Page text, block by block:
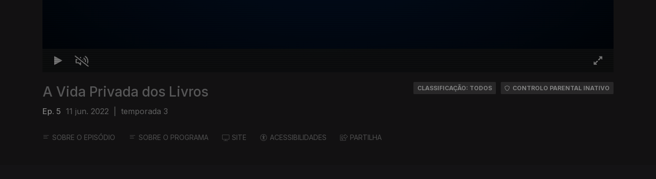
A Vida Privada dos Livros
Ep. 5 11 jun. 2022 temporada 3
CLASSIFICAÇÃO: TODOS CONTROLO PARENTAL INATIVO
SOBRE O EPISÓDIO SOBRE O PROGRAMA SITE ACESSIBILIDADES PARTILHA